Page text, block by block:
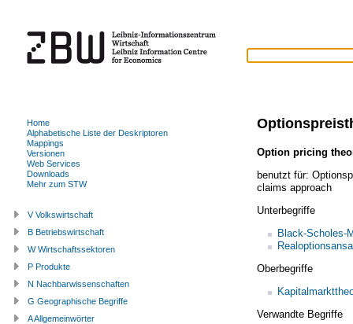
Option pricing
benutzt für:
claims approach
Unterbegriffe
Black-Scholes-
Oberbegriffe
Verwandte Begriffe
Home
Alphabetische Liste der Deskriptoren
Mappings
Versionen
Web Services
Downloads
Mehr zum STW
V Volkswirtschaft
B Betriebswirtschaft
W Wirtschaftssektoren
P Produkte
N Nachbarwissenschaften
G Geographische Begriffe
A Allgemeinwörter